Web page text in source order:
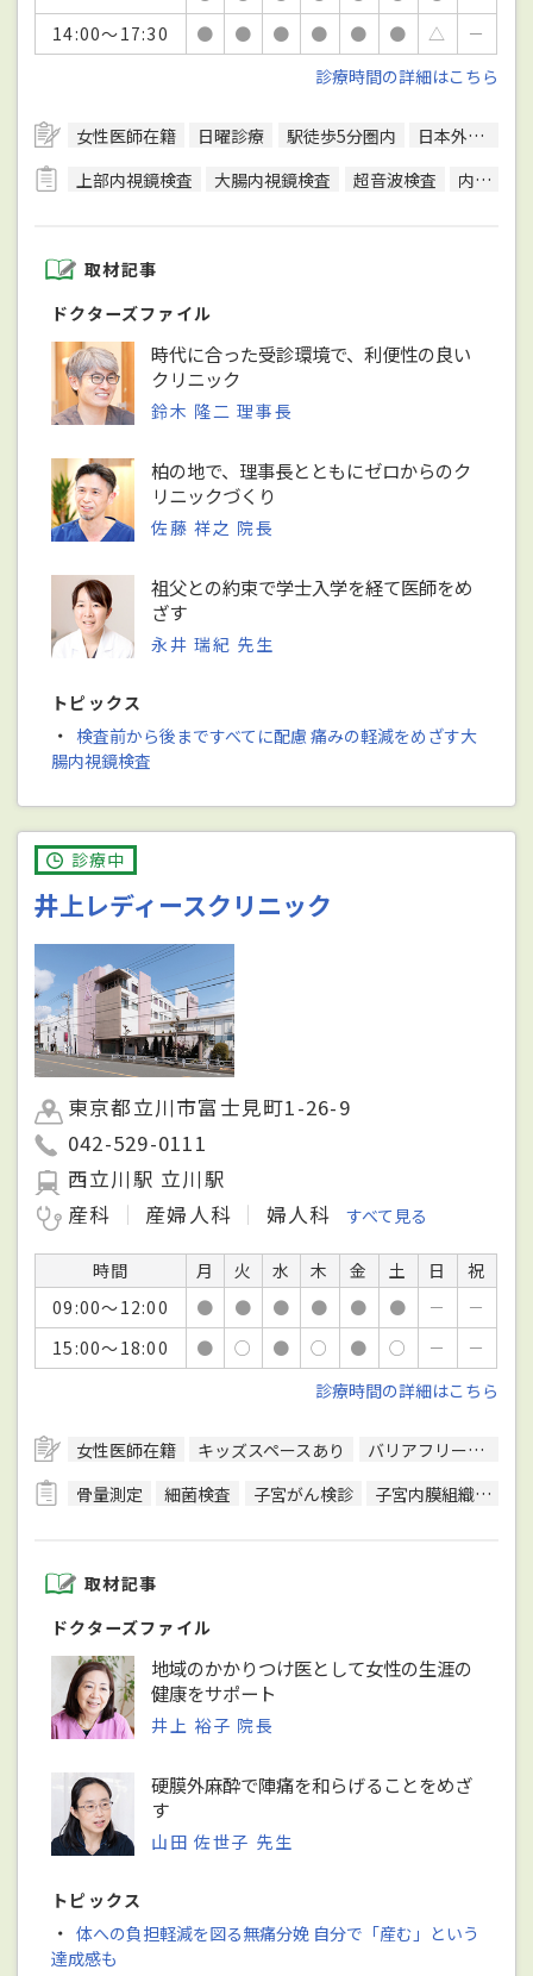
14:00～17:30
● ● ● ● ● ● △
－
診療時間の詳細はこちら
女性医師在籍 日曜診療 駅徒歩5分圏内
日本外科学会外科専門医
上部内視鏡検査
大腸内視鏡検査 超音波検査 内視鏡検査
取材記事
ドクターズファイル
時代に合った受診環境で、利便性の良い
クリニック
鈴木 隆二 理事長
柏の地で、理事長とともにゼロからのク
リニックづくり
佐藤 祥之 院長
祖父との約束で学士入学を経て医師をめ
ざす
永井 瑞紀 先生
トピックス
・ 検査前から後まですべてに配慮 痛みの軽減をめざす大
腸内視鏡検査
診療中
井上レディースクリニック
東京都立川市富士見町1-26-9
042-529-0111
西立川駅 立川駅
産科
産婦人科 婦人科 すべて見る
時間 月 火 水 木 金 土 日
祝
09:00～12:00
● ● ● ● ● ● －
－
15:00～18:00
● ○ ● ○ ● ○ －
－
診療時間の詳細はこちら
女性医師在籍 キッズスペースあり バリアフリー対応
骨量測定
細菌検査 子宮がん検診 子宮内膜組織検査
取材記事
ドクターズファイル
地域のかかりつけ医として女性の生涯の
健康をサポート
井上 裕子 院長
硬膜外麻酔で陣痛を和らげることをめざ
す
山田 佐世子 先生
トピックス
・ 体への負担軽減を図る無痛分娩 自分で「産む」という
達成感も